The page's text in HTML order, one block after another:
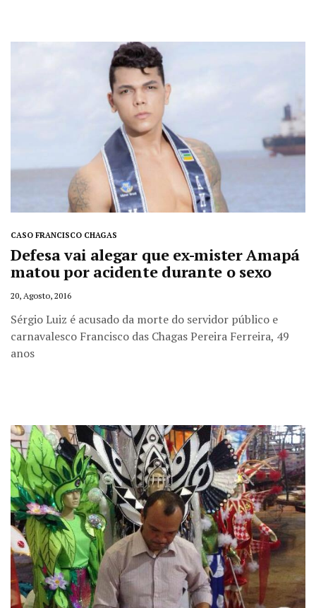
CASO FRANCISCO CHAGAS
Defesa vai alegar que ex-mister Amapá
matou por acidente durante o sexo
20, Agosto, 2016
Sérgio Luiz é acusado da morte do servidor público e
carnavalesco Francisco das Chagas Pereira Ferreira, 49
anos